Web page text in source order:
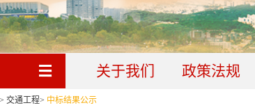
关于我们 政策法规
> 交通工程> 中标结果公示